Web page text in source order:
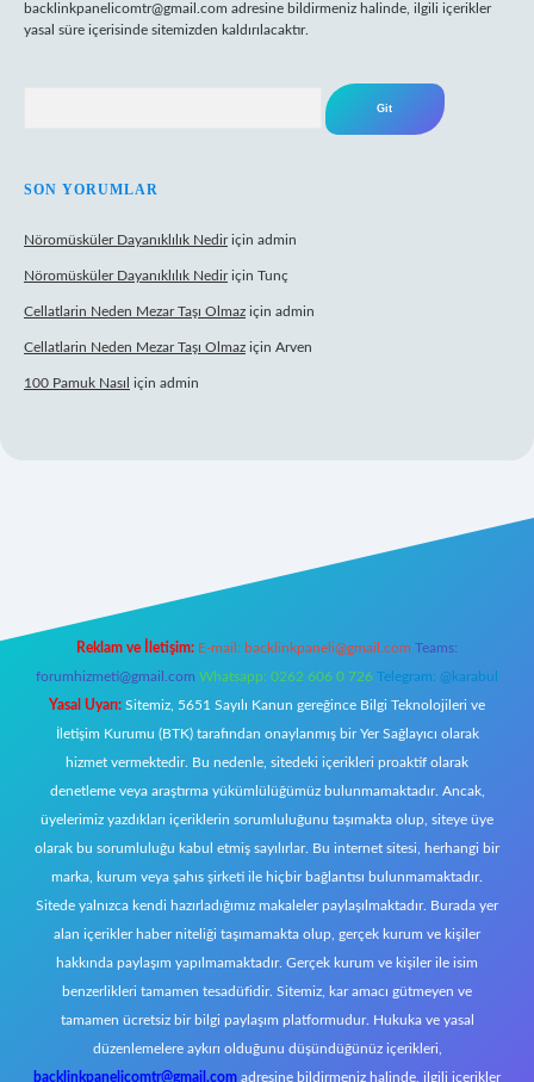
backlinkpanelicomtr@gmail.com adresine bildirmeniz halinde, ilgili içerikler
yasal süre içerisinde sitemizden kaldırılacaktır.
SON YORUMLAR
Nöromüsküler Dayanıklılık Nediriçin admin
Nöromüsküler Dayanıklılık Nediriçin Tunç
Cellatlarin Neden Mezar Taşı Olmaz için admin
Cellatlarin Neden Mezar Taşı Olmaz için Arven
100 Pamuk Nasıl için admin
Reklam ve İletişim: E-mail: backlinkpaneli@gmail.com Teams:
forumhizmeti@gmail.com Whatsapp: 0262 606 0 726 Telegram: @karabul
Yasal Uyarı: Sitemiz, 5651 Sayılı Kanun gereğince Bilgi Teknolojileri ve
İletişim Kurumu (BTK) tarafından onaylanmış bir Yer Sağlayıcı olarak
hizmet vermektedir. Bu nedenle, sitedeki içerikleri proaktif olarak
denetleme veya araştırma yükümlülüğümüz bulunmamaktadır. Ancak,
üyelerimiz yazdıkları içeriklerin sorumluluğunu taşımakta olup, siteye üye
olarak bu sorumluluğu kabul etmiş sayılırlar. Bu internet sitesi, herhangi bir
marka, kurum veya şahıs şirketi ile hiçbir bağlantısı bulunmamaktadır.
Sitede yalnızca kendi hazırladığımız makaleler paylaşılmaktadır. Burada yer
alan içerikler haber niteliği taşımamakta olup, gerçek kurum ve kişiler
hakkında paylaşım yapılmamaktadır. Gerçek kurum ve kişiler ile isim
benzerlikleri tamamen tesadüfidir. Sitemiz, kar amacı gütmeyen ve
tamamen ücretsiz bir bilgi paylaşım platformudur. Hukuka ve yasal
düzenlemelere aykırı olduğunu düşündüğünüz içerikleri,
backlinkpanelicomtr@gmail.com adresine bildirmeniz halinde, ilgili içerikler